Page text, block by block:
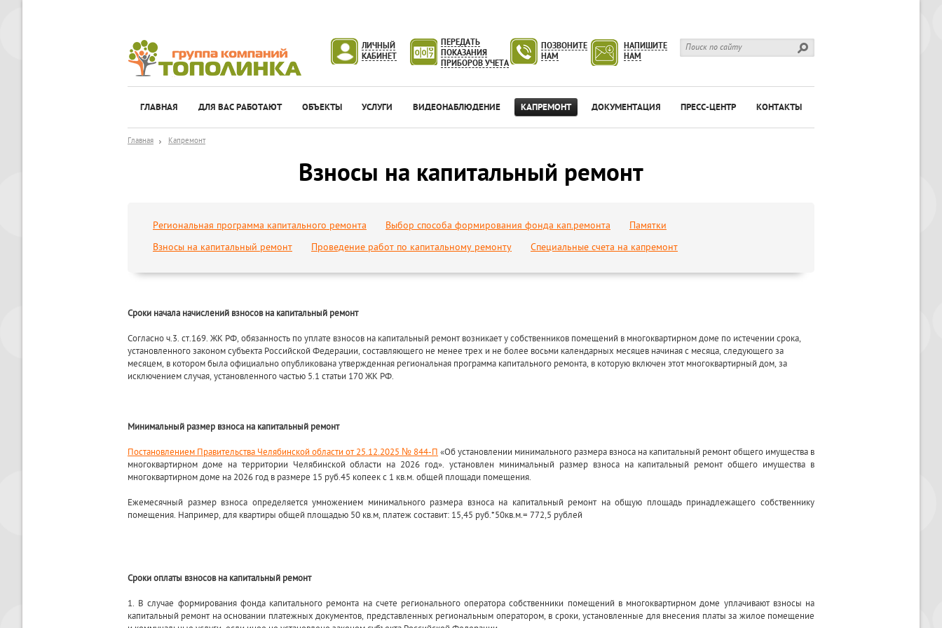
ЛИЧНЫЙ
КАБИНЕТ
ПОЗВОНИТЕ
НАМ
ПЕРЕДАТЬ
ПОКАЗАНИЯ
ПРИБОРОВ УЧЕТА
НАПИШИТЕ
НАМ
ГЛАВНАЯ ДЛЯ ВАС РАБОТАЮТ ОБЪЕКТЫ УСЛУГИ ВИДЕОНАБЛЮДЕНИЕ КАПРЕМОНТ ДОКУМЕНТАЦИЯ ПРЕСС-ЦЕНТР КОНТАКТЫ
Главная Капремонт
Взносы на капитальный ремонт
Региональная программа капитального ремонта Выбор способа формирования фонда кап.ремонта
Памятки
Взносы на капитальный ремонт
Проведение работ по капитальному ремонту Специальные счета на капремонт
Сроки начала начислений взносов на капитальный ремонт
Согласно ч.3. ст.169. ЖК РФ, обязанность по уплате взносов на капитальный ремонт возникает у собственников помещений в многоквартирном доме по истечении срока,
установленного законом субъекта Российской Федерации, составляющего не менее трех и не более восьми календарных месяцев начиная с месяца, следующего за
месяцем, в котором была официально опубликована утвержденная региональная программа капитального ремонта, в которую включен этот многоквартирный дом, за
исключением случая, установленного частью 5.1 статьи 170 ЖК РФ.
Минимальный размер взноса на капитальный ремонт
Постановлением Правительства Челябинской области от 25.12.2025 № 844-П «Об установлении минимального размера взноса на капитальный ремонт общего имущества в
многоквартирном доме на территории Челябинской области на 2026 год». установлен минимальный размер взноса на капитальный ремонт общего имущества в
многоквартирном доме на 2026 год в размере 15 руб.45 копеек с 1 кв.м. общей площади помещения.
Ежемесячный размер взноса определяется умножением минимального размера взноса на капитальный ремонт на общую площадь принадлежащего собственнику
помещения. Например, для квартиры общей площадью 50 кв.м, платеж составит: 15,45 руб.*50кв.м.= 772,5 рублей
Сроки оплаты взносов на капитальный ремонт
1. В случае формирования фонда капитального ремонта на счете регионального оператора собственники помещений в многоквартирном доме уплачивают взносы на
капитальный ремонт на основании платежных документов, представленных региональным оператором, в сроки, установленные для внесения платы за жилое помещение